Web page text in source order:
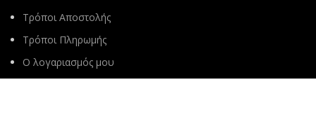
Τρόποι Αποστολής
Τρόποι Πληρωμής
Ο λογαριασμός μου